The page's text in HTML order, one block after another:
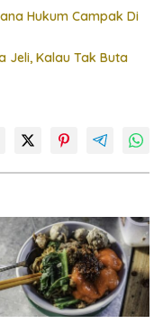
Hukum Campak Di
Jeli, Kalau Tak Buta